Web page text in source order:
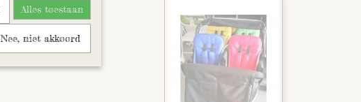
Alles toestaan
Nee, niet akkoord